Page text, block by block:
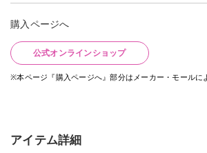
購入ページへ
公式オンラインショップ
※本ページ『購入ページへ』部分はメーカー・モールに
アイテム詳細